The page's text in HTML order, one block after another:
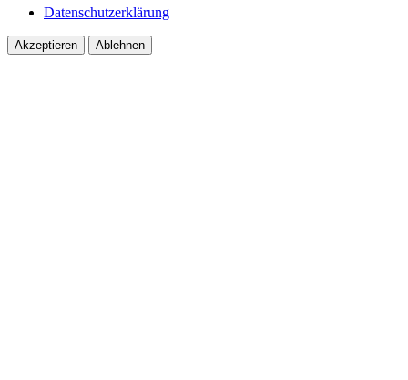
Datenschutzerklärung
Akzeptieren Ablehnen